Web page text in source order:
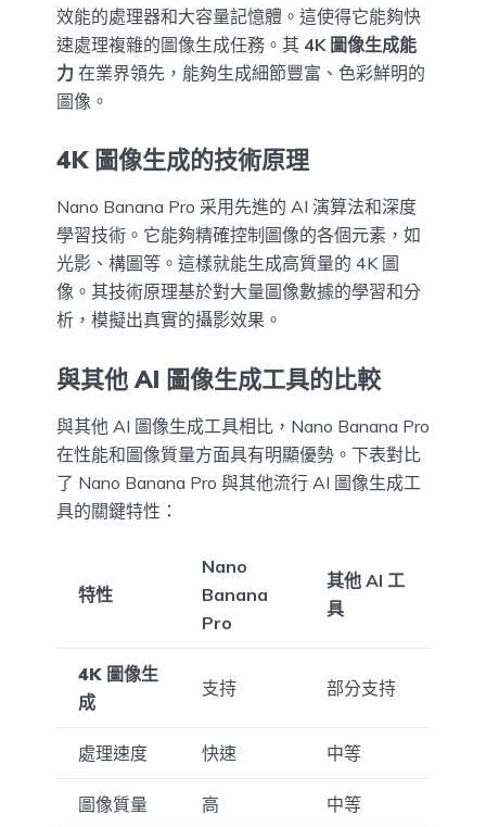
效能的處理器和大容量記憶體。這使得它能夠快
速處理複雜的圖像生成任務。其 4K 圖像生成能
力 在業界領先，能夠生成細節豐富、色彩鮮明的
圖像。
4K 圖像生成的技術原理
Nano Banana Pro 采用先進的 AI 演算法和深度
學習技術。它能夠精確控制圖像的各個元素，如
光影、構圖等。這樣就能生成高質量的 4K 圖
像。其技術原理基於對大量圖像數據的學習和分
析，模擬出真實的攝影效果。
與其他 AI 圖像生成工具的比較
與其他 AI 圖像生成工具相比，Nano Banana Pro
在性能和圖像質量方面具有明顯優勢。下表對比
了 Nano Banana Pro 與其他流行 AI 圖像生成工
具的關鍵特性：
特性
Nano
Banana
Pro
其他 AI 工
具
4K 圖像生
成
支持 部分支持
處理速度 快速 中等
圖像質量 高 中等